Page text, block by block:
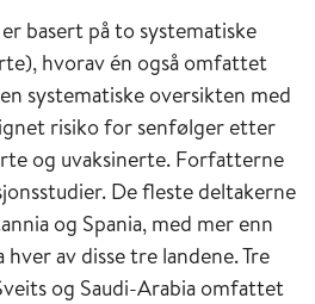
basert på to systematiske
hvorav én også omfattet
systematiske oversikten med
risiko for senfølger etter
og uvaksinerte. Forfatterne
De fleste deltakerne
og Spania, med mer enn
av disse tre landene. Tre
og Saudi-Arabia omfattet